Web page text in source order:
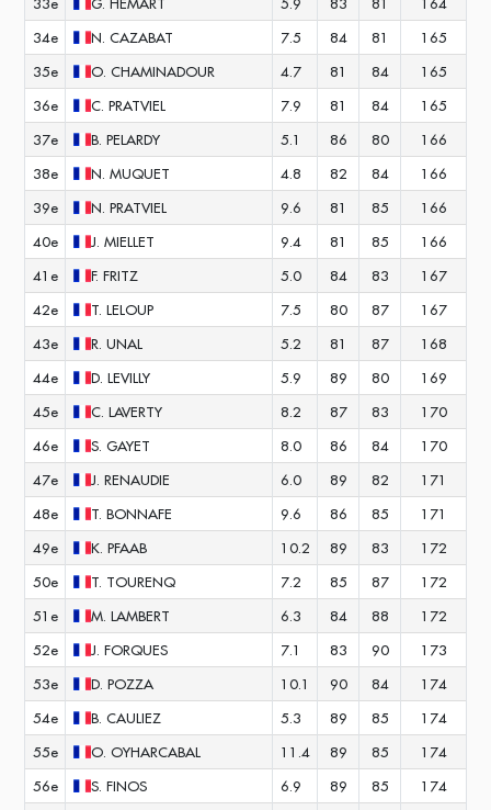
33e G. HEMART 5.9 83 81
164
34e
N. CAZABAT 7.5 84 81
165
35e
O. CHAMINADOUR 4.7 81 84
165
36e
C. PRATVIEL 7.9 81 84
165
37e
B. PELARDY 5.1 86 80
166
38e
N. MUQUET 4.8 82 84
166
39e
N. PRATVIEL 9.6 81 85
166
40e
J. MIELLET 9.4 81 85
166
41e
F. FRITZ 5.0 84 83
167
42e
T. LELOUP 7.5 80 87
167
43e
R. UNAL 5.2 81 87
168
44e
D. LEVILLY 5.9 89 80
169
45e
C. LAVERTY 8.2 87 83
170
46e
S. GAYET 8.0 86 84
170
47e
J. RENAUDIE 6.0 89 82
171
48e
T. BONNAFE 9.6 86 85
171
49e
K. PFAAB 10.2 89 83
172
50e
T. TOURENQ 7.2 85 87
172
51e
M. LAMBERT 6.3 84 88
172
52e
J. FORQUES 7.1 83 90
173
53e
D. POZZA 10.1 90 84
174
54e
B. CAULIEZ 5.3 89 85
174
55e
O. OYHARCABAL 11.4 89 85
174
56e
S. FINOS 6.9 89 85
174